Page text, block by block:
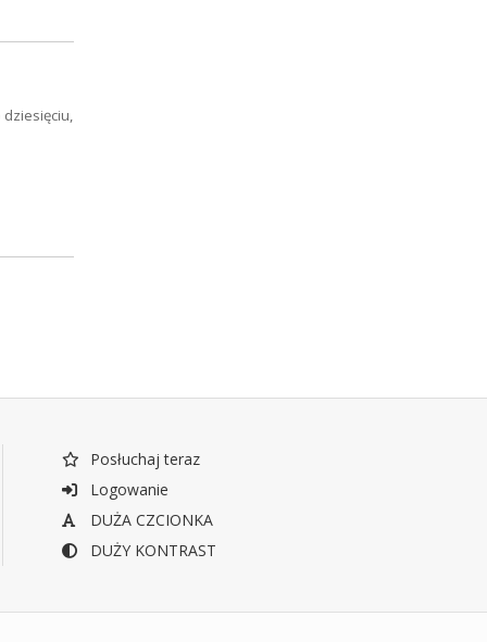
dziesięciu,
Posłuchaj teraz
Logowanie
DUŻA CZCIONKA
DUŻY KONTRAST